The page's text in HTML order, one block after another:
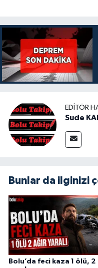
EDITÖR
Sude
Bunlar da ilginizi
Bolu’da feci kaza 1 ölü, 2